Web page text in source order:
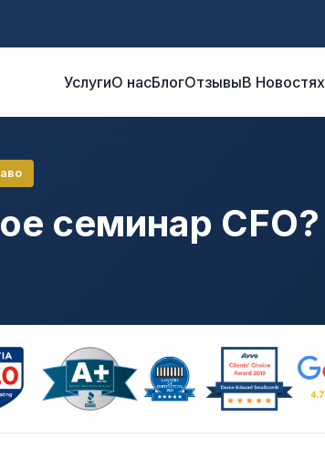
УслугиО насБлогОтзывыВ Новостях
семинар CFO?